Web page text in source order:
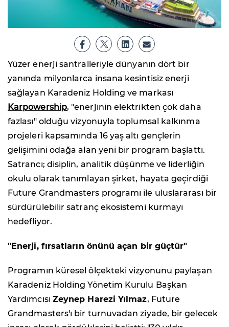
Yüzer enerji santralleriyle dünyanın dört bir
yanında milyonlarca insana kesintisiz enerji
sağlayan Karadeniz Holding ve markası
Karpowership, "enerjinin elektrikten çok daha
fazlası" olduğu vizyonuyla toplumsal kalkınma
projeleri kapsamında 16 yaş altı gençlerin
gelişimini odağa alan yeni bir program başlattı.
Satrancı; disiplin, analitik düşünme ve liderliğin
okulu olarak tanımlayan şirket, hayata geçirdiği
Future Grandmasters programı ile uluslararası bir
sürdürülebilir satranç ekosistemi kurmayı
hedefliyor.
"Enerji, fırsatların önünü açan bir güçtür"
Programın küresel ölçekteki vizyonunu paylaşan
Karadeniz Holding Yönetim Kurulu Başkan
Yardımcısı Zeynep Harezi Yılmaz, Future
Grandmasters'ı bir turnuvadan ziyade, bir gelecek